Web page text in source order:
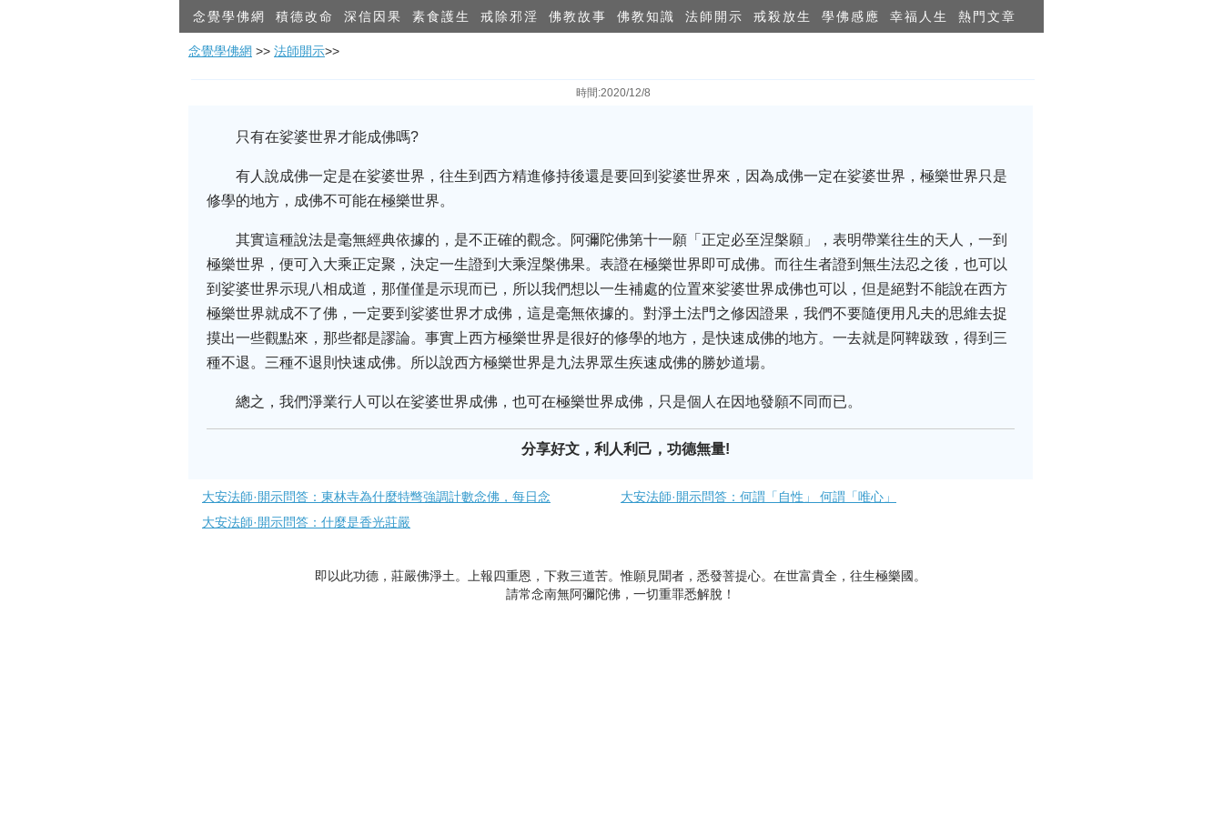
念覺學佛網 積德改命 深信因果 素食護生 戒除邪淫 佛教故事 佛教知識 法師開示 戒殺放生 學佛感應 幸福人生 熱門文章
念覺學佛網 >> 法師開示>>
時間:2020/12/8
只有在娑婆世界才能成佛嗎?
有人說成佛一定是在娑婆世界，往生到西方精進修持後還是要回到娑婆世界來，因為成佛一定在娑婆世界，極樂世界只是
修學的地方，成佛不可能在極樂世界。
其實這種說法是毫無經典依據的，是不正確的觀念。阿彌陀佛第十一願「正定必至涅槃願」，表明帶業往生的天人，一到
極樂世界，便可入大乘正定聚，決定一生證到大乘涅槃佛果。表證在極樂世界即可成佛。而往生者證到無生法忍之後，也可以
到娑婆世界示現八相成道，那僅僅是示現而已，所以我們想以一生補處的位置來娑婆世界成佛也可以，但是絕對不能說在西方
極樂世界就成不了佛，一定要到娑婆世界才成佛，這是毫無依據的。對淨土法門之修因證果，我們不要隨便用凡夫的思維去捉
摸出一些觀點來，那些都是謬論。事實上西方極樂世界是很好的修學的地方，是快速成佛的地方。一去就是阿鞞跋致，得到三
種不退。三種不退則快速成佛。所以說西方極樂世界是九法界眾生疾速成佛的勝妙道場。
總之，我們淨業行人可以在娑婆世界成佛，也可在極樂世界成佛，只是個人在因地發願不同而已。
分享好文，利人利己，功德無量!
大安法師·開示問答：東林寺為什麼特彆強調計數念佛，每日念
大安法師·開示問答：何謂「自性」 何謂「唯心」
大安法師·開示問答：什麼是香光莊嚴
即以此功德，莊嚴佛淨土。上報四重恩，下救三道苦。惟願見聞者，悉發菩提心。在世富貴全，往生極樂國。
請常念南無阿彌陀佛，一切重罪悉解脫！